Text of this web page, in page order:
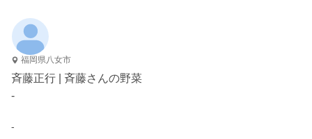
福岡県八女市
斉藤正行 | 斉藤さんの野菜
-
-